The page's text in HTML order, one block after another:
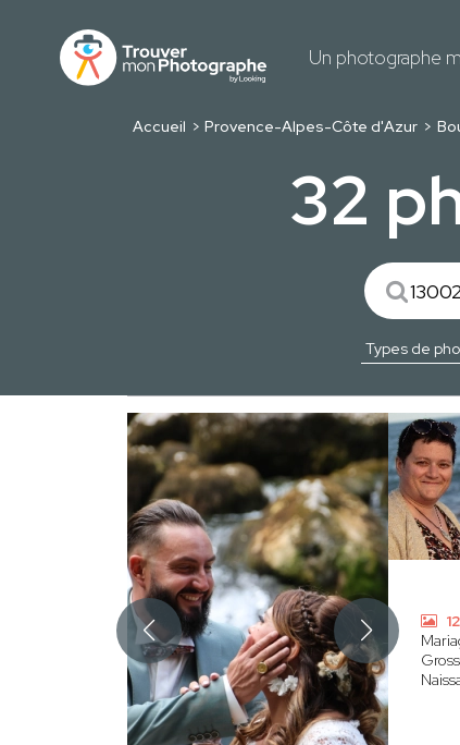
Un photographe
Accueil Provence-Alpes-Côte d'Azur
32